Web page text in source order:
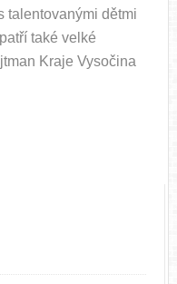
talentovanými dětmi
také velké
Kraje Vysočina